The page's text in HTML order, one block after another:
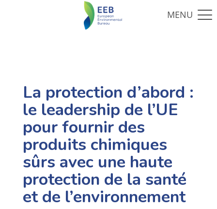
La protection d’abord :
le leadership de l’UE
pour fournir des
produits chimiques
sûrs avec une haute
protection de la santé
et de l’environnement